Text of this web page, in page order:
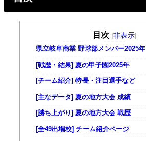
目次 [非表示]
県立岐阜商業 野球部メンバー2025年
[戦歴・結果] 夏の甲子園2025年
[チーム紹介] 特長・注目選手など
[主なデータ] 夏の地方大会 成績
[勝ち上がり] 夏の地方大会 戦歴
[全49出場校] チーム紹介ページ